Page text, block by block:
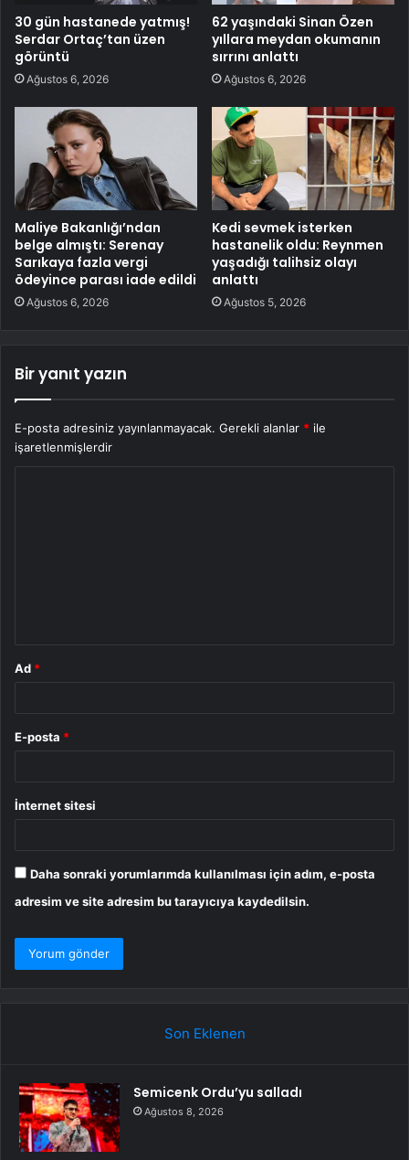
30 gün hastanede yatmış!
Serdar Ortaç’tan üzen
görüntü
Ağustos 6, 2026
62 yaşındaki Sinan Özen
yıllara meydan okumanın
sırrını anlattı
Ağustos 6, 2026
Maliye Bakanlığı’ndan
belge almıştı: Serenay
Sarıkaya fazla vergi
ödeyince parası iade edildi
Ağustos 6, 2026
Kedi sevmek isterken
hastanelik oldu: Reynmen
yaşadığı talihsiz olayı
anlattı
Ağustos 5, 2026
Bir yanıt yazın
E-posta adresiniz yayınlanmayacak. Gerekli alanlar * ile
işaretlenmişlerdir
Ad *
E-posta *
İnternet sitesi
Daha sonraki yorumlarımda kullanılması için adım, e-posta
adresim ve site adresim bu tarayıcıya kaydedilsin.
Son Eklenen
Semicenk Ordu’yu salladı
Ağustos 8, 2026